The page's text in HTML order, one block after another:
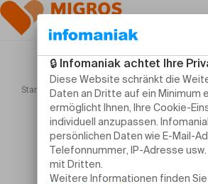
Startseite PETITE SAISON "Il était une